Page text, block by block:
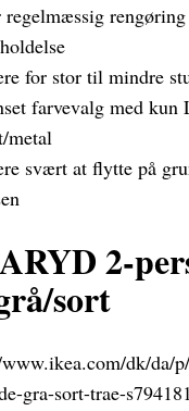
for stor til mindre
farvevalg med kun
metal
svært at flytte på
2-
sort
dk/da/
gra-sort-trae-